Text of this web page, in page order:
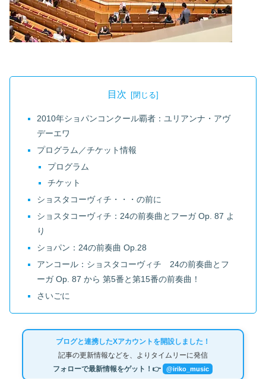
目次
2010年ショパンコンクール覇者：ユリアンナ・アヴ
デーエワ
プログラム／チケット情報
プログラム
チケット
ショスタコーヴィチ・・・の前に
ショスタコーヴィチ：24の前奏曲とフーガ Op. 87 よ
り
ショパン：24の前奏曲 Op.28
アンコール：ショスタコーヴィチ 24の前奏曲とフ
ーガ Op. 87 から 第5番と第15番の前奏曲！
さいごに
ブログと連携したXアカウントを開設しました！
記事の更新情報などを、よりタイムリーに発信
フォローで最新情報をゲット！👉
@iriko_music